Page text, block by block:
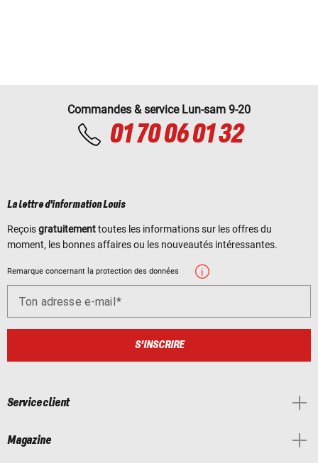
Commandes & service Lun-sam 9-20
01 70 06 01 32
La lettre d'information Louis
Reçoisgratuitementtoutes les informations sur les offres du
moment, les bonnes affaires ou les nouveautés intéressantes.
Remarque concernant la protection des données
Ton adresse e-mail
S'INSCRIRE
Service client
Magazine